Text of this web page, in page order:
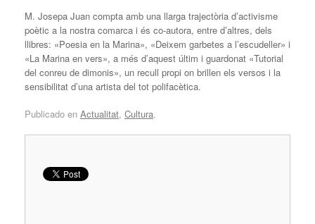
M. Josepa Juan compta amb una llarga trajectòria d’activisme
poètic a la nostra comarca i és co-autora, entre d’altres, dels
llibres: «Poesia en la Marina», «Deixem garbetes a l’escudeller» i
«La Marina en vers», a més d’aquest últim i guardonat «Tutorial
del conreu de dimonis», un recull propi on brillen els versos i la
sensibilitat d’una artista del tot polifacètica.
Publicado en Actualitat, Cultura.